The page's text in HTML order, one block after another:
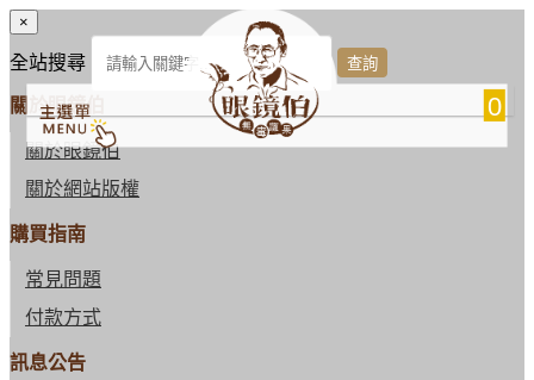
0
×
全站搜尋
關於眼鏡伯
關於眼鏡伯
關於網站版權
購買指南
常見問題
付款方式
訊息公告